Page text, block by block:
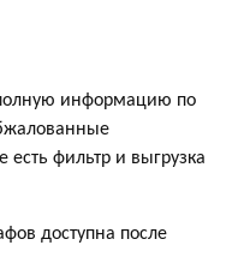
информацию по
фильтр и выгрузка
доступна после